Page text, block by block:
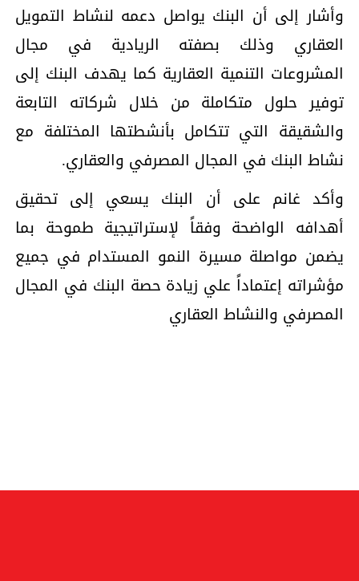
وأشار إلى أن البنك يواصل دعمه لنشاط التمويل
العقاري وذلك بصفته الريادية في مجال
المشروعات التنمية العقارية كما يهدف البنك إلى
توفير حلول متكاملة من خلال شركاته التابعة
والشقيقة التي تتكامل بأنشطتها المختلفة مع
نشاط البنك في المجال المصرفي والعقاري.
وأكد غانم على أن البنك يسعي إلى تحقيق
أهدافه الواضحة وفقاً لإستراتيجية طموحة بما
يضمن مواصلة مسيرة النمو المستدام في جميع
مؤشراته إعتماداً علي زيادة حصة البنك في المجال
المصرفي والنشاط العقاري